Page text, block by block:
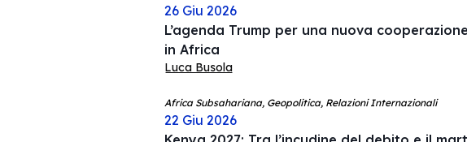
26 Giu 2026
L’agenda Trump per una nuova
in Africa
Luca Busola
Africa Subsahariana, Geopolitica, Relazioni Internazionali
22 Giu 2026